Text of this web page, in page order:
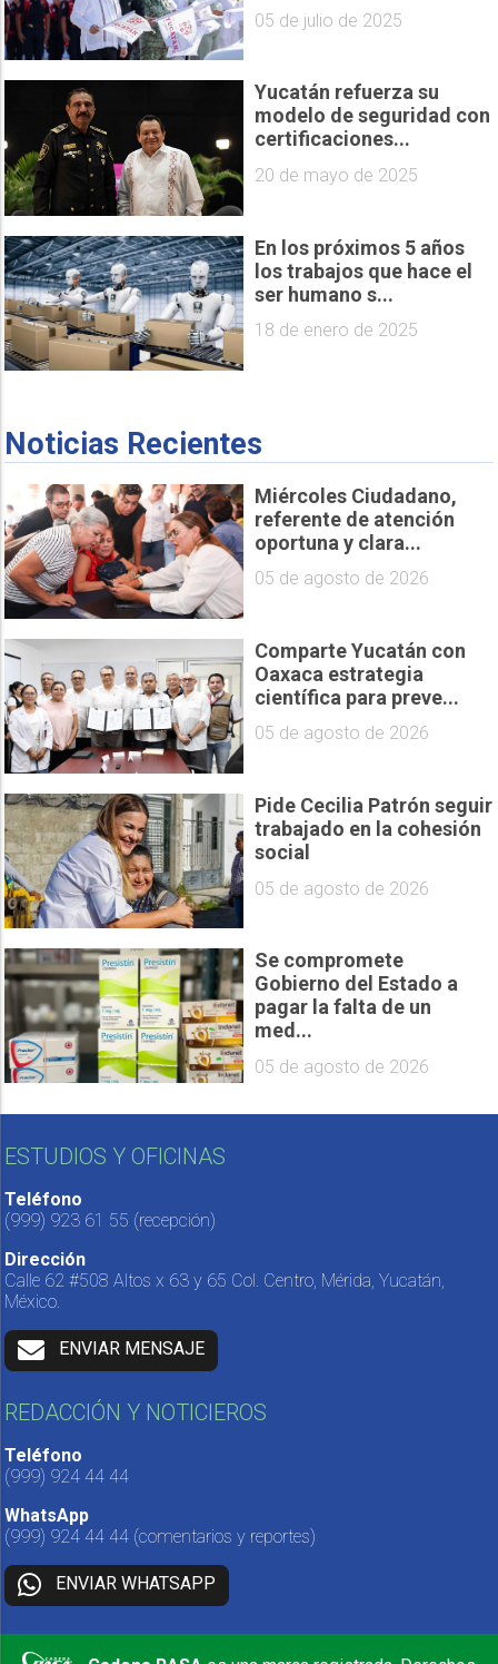
05 de julio de 2025
Yucatán refuerza su
modelo de seguridad con
certificaciones...
20 de mayo de 2025
En los próximos 5 años
los trabajos que hace el
ser humano s...
18 de enero de 2025
Noticias Recientes
Miércoles Ciudadano,
referente de atención
oportuna y clara...
05 de agosto de 2026
Comparte Yucatán con
Oaxaca estrategia
científica para preve...
05 de agosto de 2026
Pide Cecilia Patrón seguir
trabajado en la cohesión
social
05 de agosto de 2026
Se compromete
Gobierno del Estado a
pagar la falta de un
med...
05 de agosto de 2026
ESTUDIOS Y OFICINAS
Teléfono
(999) 923 61 55 (recepción)
Dirección
Calle 62 #508 Altos x 63 y 65 Col. Centro, Mérida, Yucatán,
México.
ENVIAR MENSAJE
REDACCIÓN Y NOTICIEROS
Teléfono
(999) 924 44 44
WhatsApp
(999) 924 44 44 (comentarios y reportes)
ENVIAR WHATSAPP